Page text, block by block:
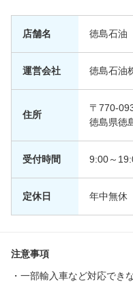
店舗名 徳島石油
運営会社 徳島石油
住所
〒770-
徳島県徳
受付時間 9:00～
定休日 年中無休
注意事項
・一部輸入車など対応でき